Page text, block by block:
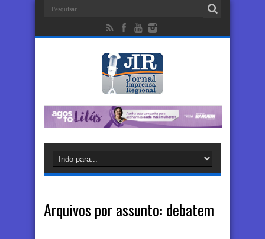
Arquivos por assunto: debatem